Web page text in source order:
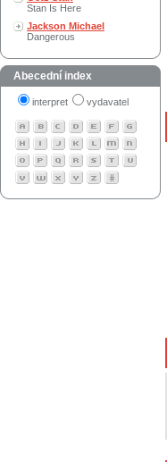
Stan Is Here
Jackson Michael
Dangerous
Abecední index
interpret vydavatel